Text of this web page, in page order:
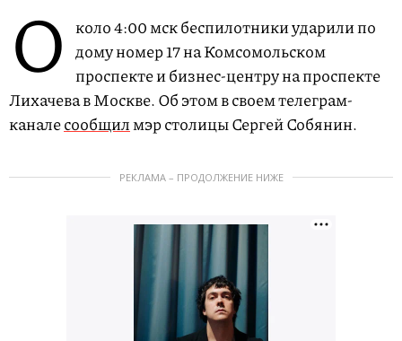
О коло 4:00 мск беспилотники ударили по
дому номер 17 на Комсомольском
проспекте и бизнес-центру на проспекте
Лихачева в Москве. Об этом в своем телеграм-
каналесообщилмэр столицы Сергей Собянин.
РЕКЛАМА – ПРОДОЛЖЕНИЕ НИЖЕ